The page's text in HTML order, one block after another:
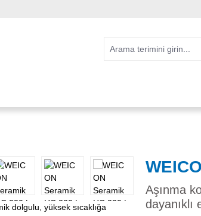
Aşınma
dayanıklı